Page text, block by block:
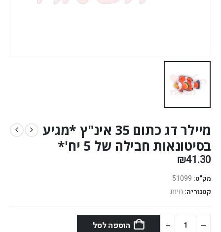
מיילר דג כתום 35 אינ"ץ *מגיע
בסיטונאות חבילה של 5 יח'*
₪41.30
מק"ט: 51099
קטגוריה: חיות
הוספה לסל